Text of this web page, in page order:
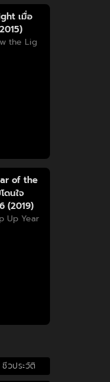
เมื่อ
the Lig
of the
ดนใจ
(2019)
Up Year
วประวัติ